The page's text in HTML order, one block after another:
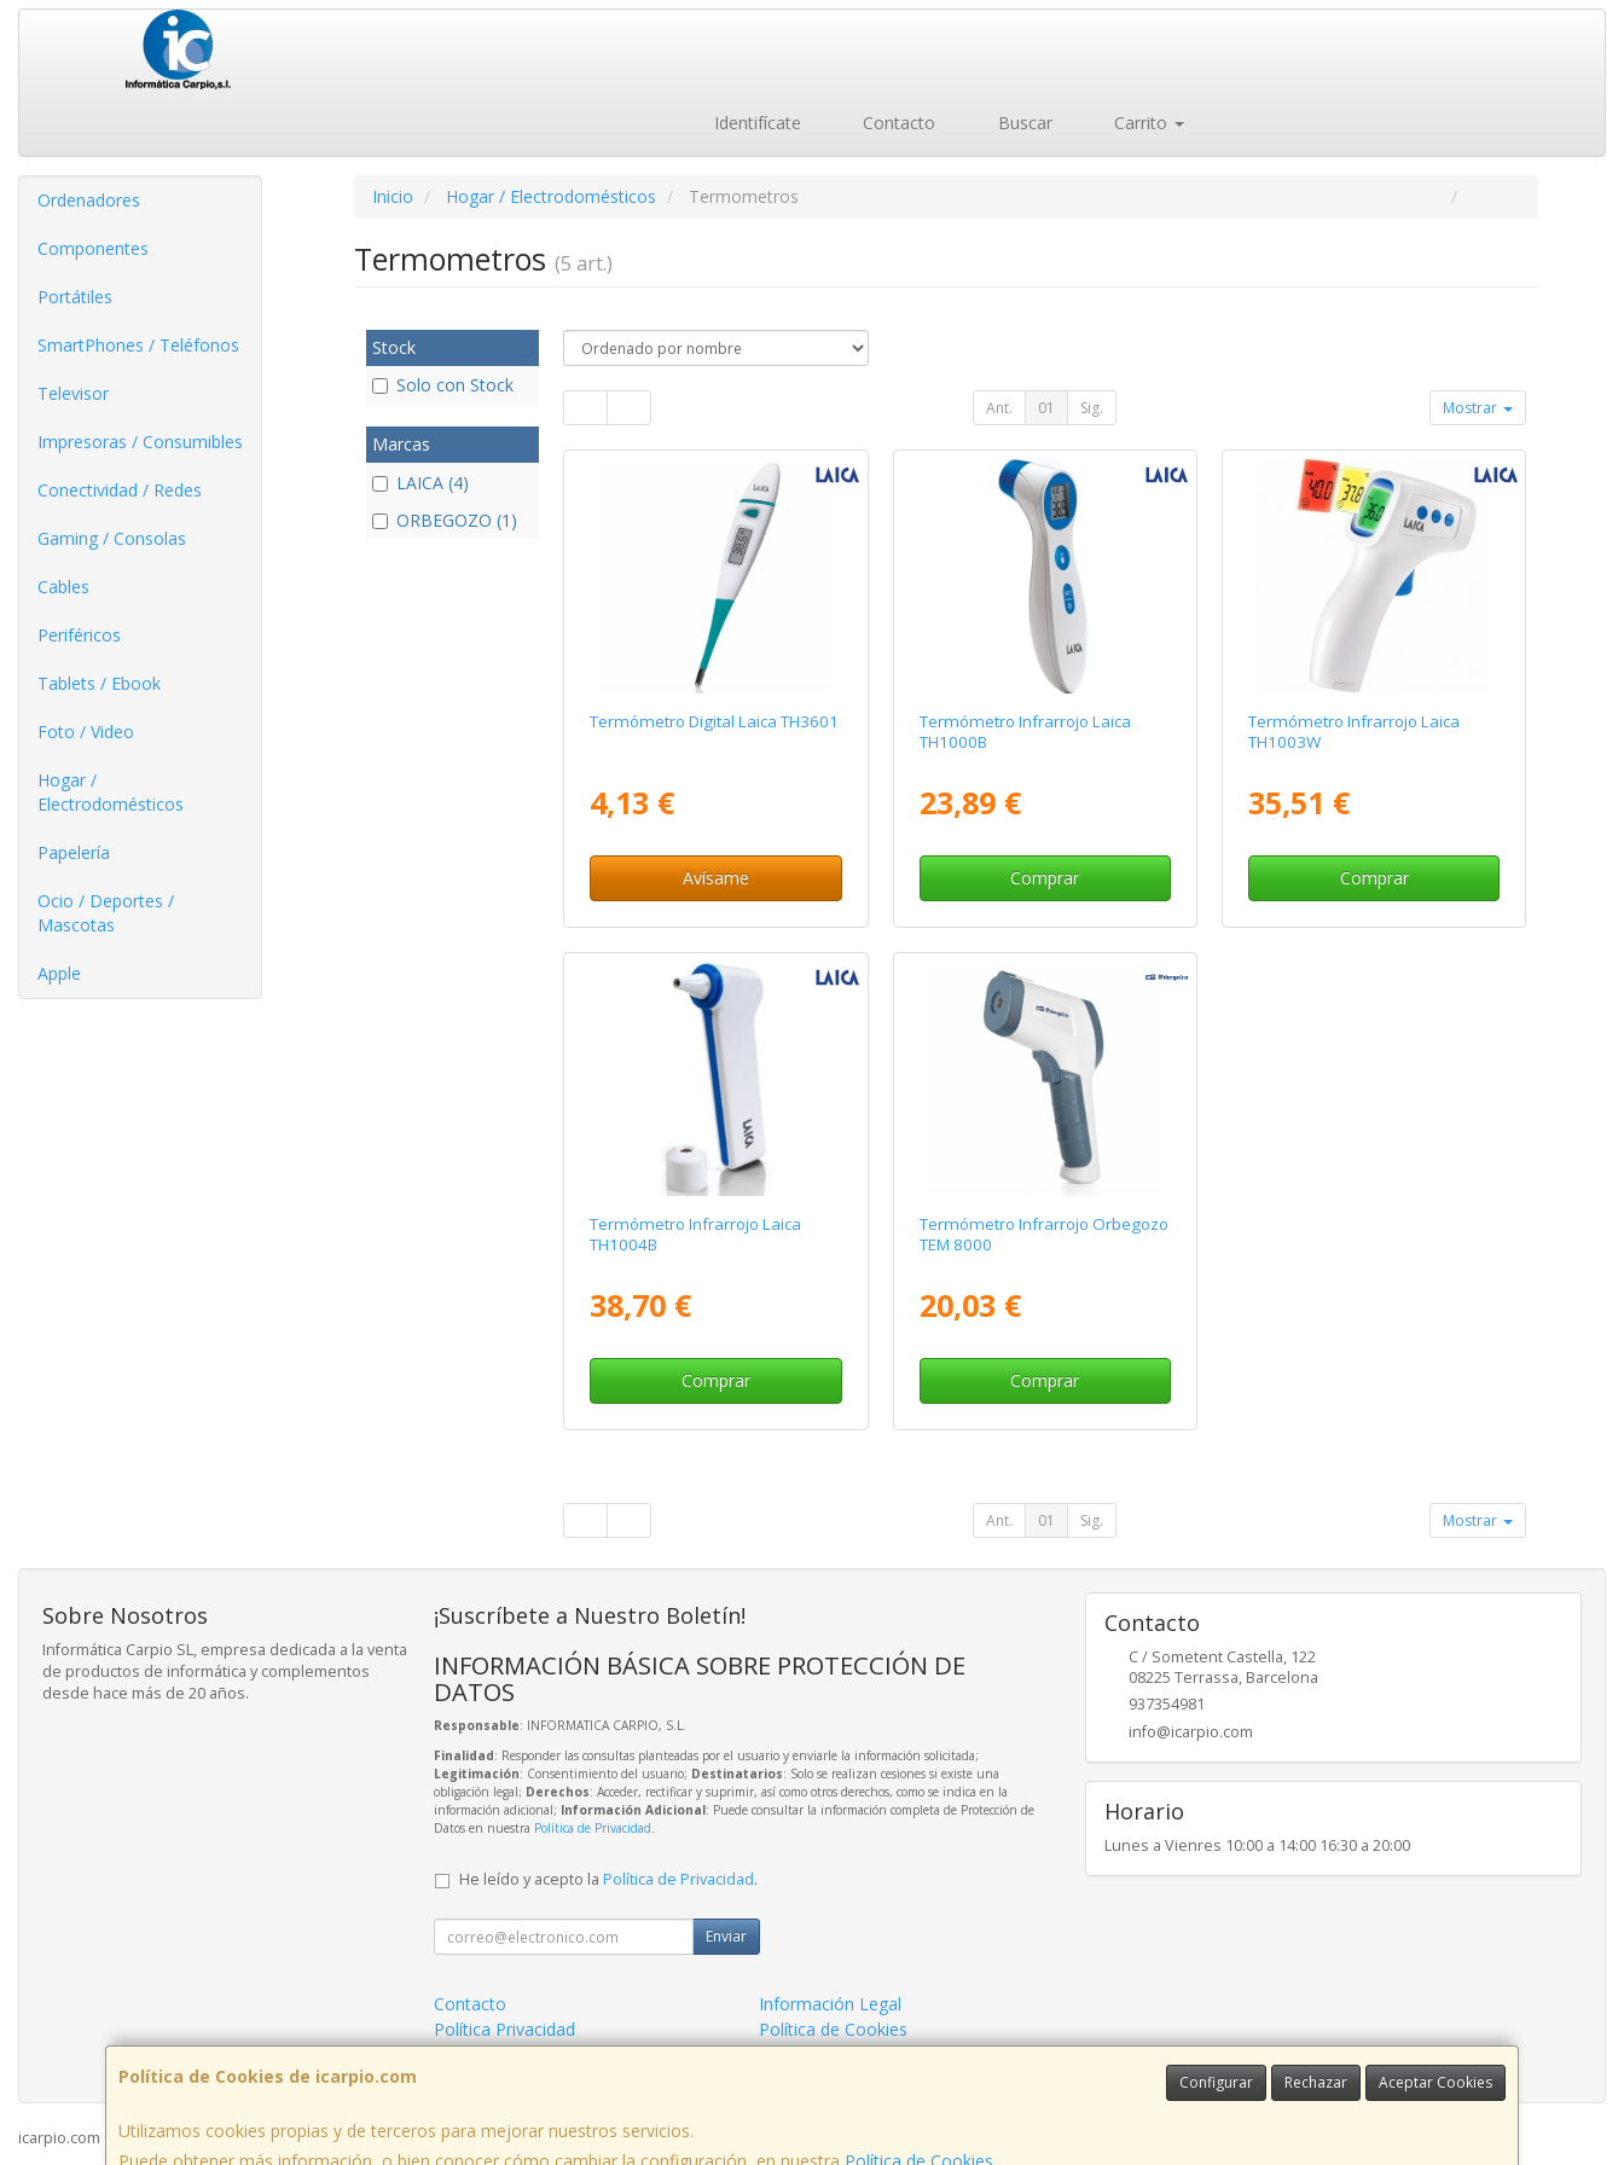
Identifícate Contacto Buscar Carrito
Ordenadores
Componentes
Portátiles
SmartPhones / Teléfonos
Televisor
Impresoras / Consumibles
Conectividad / Redes
Gaming / Consolas
Cables
Periféricos
Tablets / Ebook
Foto / Video
Hogar /
Electrodomésticos
Papelería
Ocio / Deportes /
Mascotas
Apple
Inicio Hogar / Electrodomésticos Termometros
Termometros (5 art.)
Stock
Solo con Stock
Marcas
LAICA (4)
ORBEGOZO (1)
Ant. 01 Sig. Mostrar
Termómetro Digital Laica TH3601
4,13 €
Avísame
Termómetro Infrarrojo Laica
TH1000B
23,89 €
Comprar
Termómetro Infrarrojo Laica
TH1003W
35,51 €
Comprar
Termómetro Infrarrojo Laica
TH1004B
38,70 €
Comprar
Termómetro Infrarrojo Orbegozo
TEM 8000
20,03 €
Comprar
Ant. 01 Sig. Mostrar
Política de Cookies de icarpio.com Configurar Rechazar Aceptar Cookies
Utilizamos cookies propias y de terceros para mejorar nuestros servicios.
Sobre Nosotros
Informática Carpio SL, empresa dedicada a la venta
de productos de informática y complementos
desde hace más de 20 años.
¡Suscríbete a Nuestro Boletín!
INFORMACIÓN BÁSICA SOBRE PROTECCIÓN DE
DATOS
Responsable: INFORMATICA CARPIO, S.L.
Finalidad: Responder las consultas planteadas por el usuario y enviarle la información solicitada;
Legitimación: Consentimiento del usuario; Destinatarios: Solo se realizan cesiones si existe una
obligación legal; Derechos: Acceder, rectificar y suprimir, así como otros derechos, como se indica en la
información adicional; Información Adicional: Puede consultar la información completa de Protección de
Datos en nuestra Política de Privacidad.
He leído y acepto la Política de Privacidad.
Enviar
Contacto
Información Legal
Política Privacidad
Política de Cookies
Contacto
C / Sometent Castella, 122
08225 Terrassa, Barcelona
937354981
info@icarpio.com
Horario
Lunes a Vienres 10:00 a 14:00 16:30 a 20:00
icarpio.com © 2026
, , , , España. - C.I.F.: B62905492 - Tfno: